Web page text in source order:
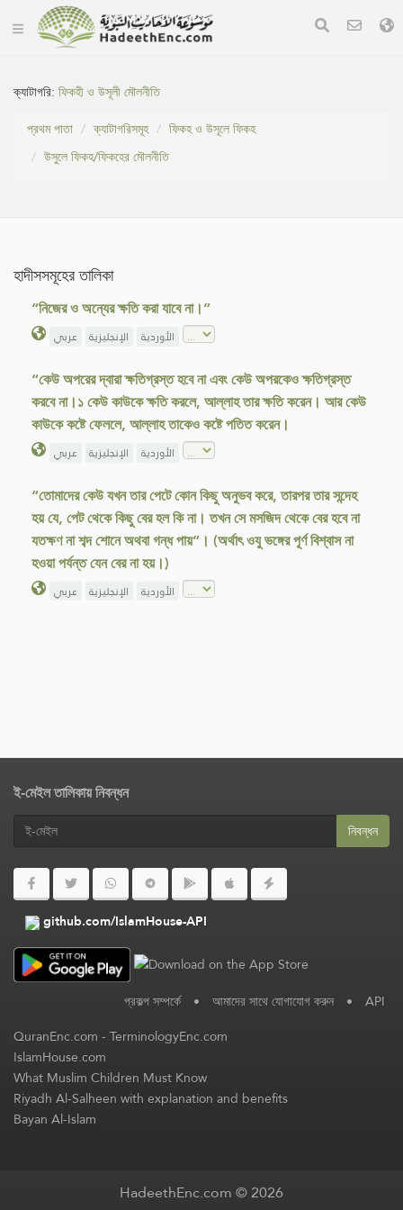
ক্যাটাগরি:ফিকহী ও উসূলী মৌলনীতি
প্রথম পাতা
ক্যাটাগরিসমূহ
ফিকহ ও উসূলে ফিকহ
উসুলে ফিকহ/ফিকহের মৌলনীতি
হাদীসসমূহের তালিকা
“নিজের ও অন্যের ক্ষতি করা যাবে না।”
عربي الإنجليزية الأوردية
“কেউ অপরের দ্বারা ক্ষতিগ্রস্ত হবে না এবং কেউ অপরকেও ক্ষতিগ্রস্ত
করবে না।১ কেউ কাউকে ক্ষতি করলে, আল্লাহ তার ক্ষতি করেন। আর কেউ
কাউকে কষ্টে ফেললে, আল্লাহ তাকেও কষ্টে পতিত করেন।
عربي الإنجليزية الأوردية
“তোমাদের কেউ যখন তার পেটে কোন কিছু অনুভব করে, তারপর তার সন্দেহ
হয় যে, পেট থেকে কিছু বের হল কি না। তখন সে মসজিদ থেকে বের হবে না
যতক্ষণ না শব্দ শোনে অথবা গন্ধ পায়”। (অর্থাৎ ওযু ভঙ্গের পূর্ণ বিশ্বাস না
হওয়া পর্যন্ত যেন বের না হয়।)
عربي الإنجليزية الأوردية
ই-মেইল তালিকায় নিবন্ধন
নিবন্ধন
github.com/IslamHouse-API
প্রকল্প সম্পর্কে • আমাদের সাথে যোগাযোগ করুন • API
QuranEnc.com-TerminologyEnc.com
IslamHouse.com
What Muslim Children Must Know
Riyadh Al-Salheen with explanation and benefits
Bayan Al-Islam
HadeethEnc.com © 2026